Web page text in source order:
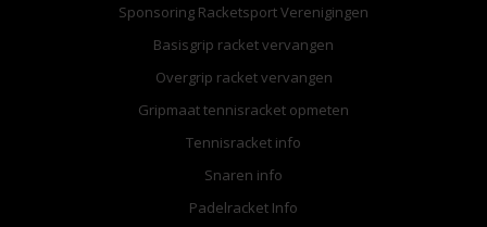
Sponsoring Racketsport Verenigingen
Basisgrip racket vervangen
Overgrip racket vervangen
Gripmaat tennisracket opmeten
Tennisracket info
Snaren info
Padelracket Info